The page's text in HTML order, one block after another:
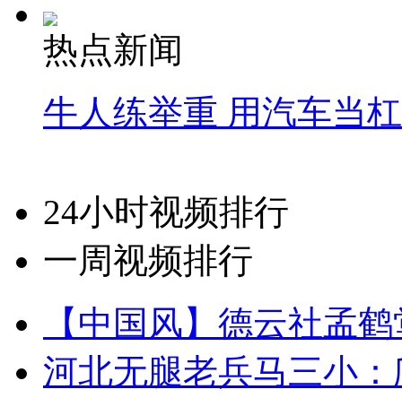
热点新闻
牛人练举重 用汽车当
24小时视频排行
一周视频排行
【中国风】德云社孟
河北无腿老兵马三小